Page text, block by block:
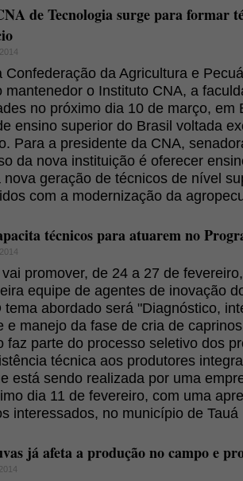
de Tecnologia surge para formar
Confederação da Agricultura e
mantenedor o Instituto CNA, a
no próximo dia 10 de março, em
ensino superior do Brasil voltada
Para a presidente da CNA,
da nova instituição é oferecer
nova geração de técnicos de nível
com a modernização da
técnicos para atuarem no
promover, de 24 a 27 de
equipe de agentes de inovação
tema abordado será "Diagnóstico,
e manejo da fase de cria de
faz parte do processo seletivo dos
técnica aos produtores
está sendo realizada por uma
dia 11 de fevereiro, com uma
interessados, no município de Tauá
já afeta a produção no campo e